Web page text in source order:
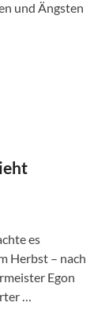
und Ängsten
es
Herbst – nach
Egon
…